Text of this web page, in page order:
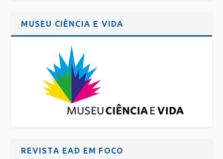
MUSEU CIÊNCIA E VIDA
REVISTA EAD EM FOCO